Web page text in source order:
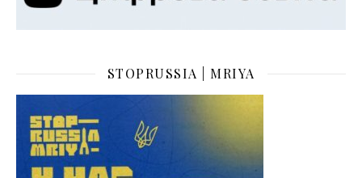
STOPRUSSIA | MRIYA